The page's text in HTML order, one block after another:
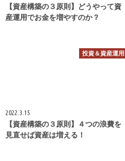
【資産構築の３原則】どうやって資
産運用でお金を増やすのか？
投資＆資産運用
2022.3.15
【資産構築の３原則】４つの浪費を
見直せば資産は増える！